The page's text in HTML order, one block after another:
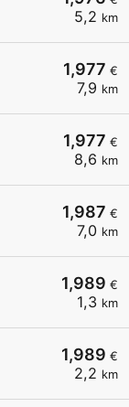
5,2 km
1,977 €
7,9 km
1,977 €
8,6 km
1,987 €
7,0 km
1,989 €
1,3 km
1,989 €
2,2 km